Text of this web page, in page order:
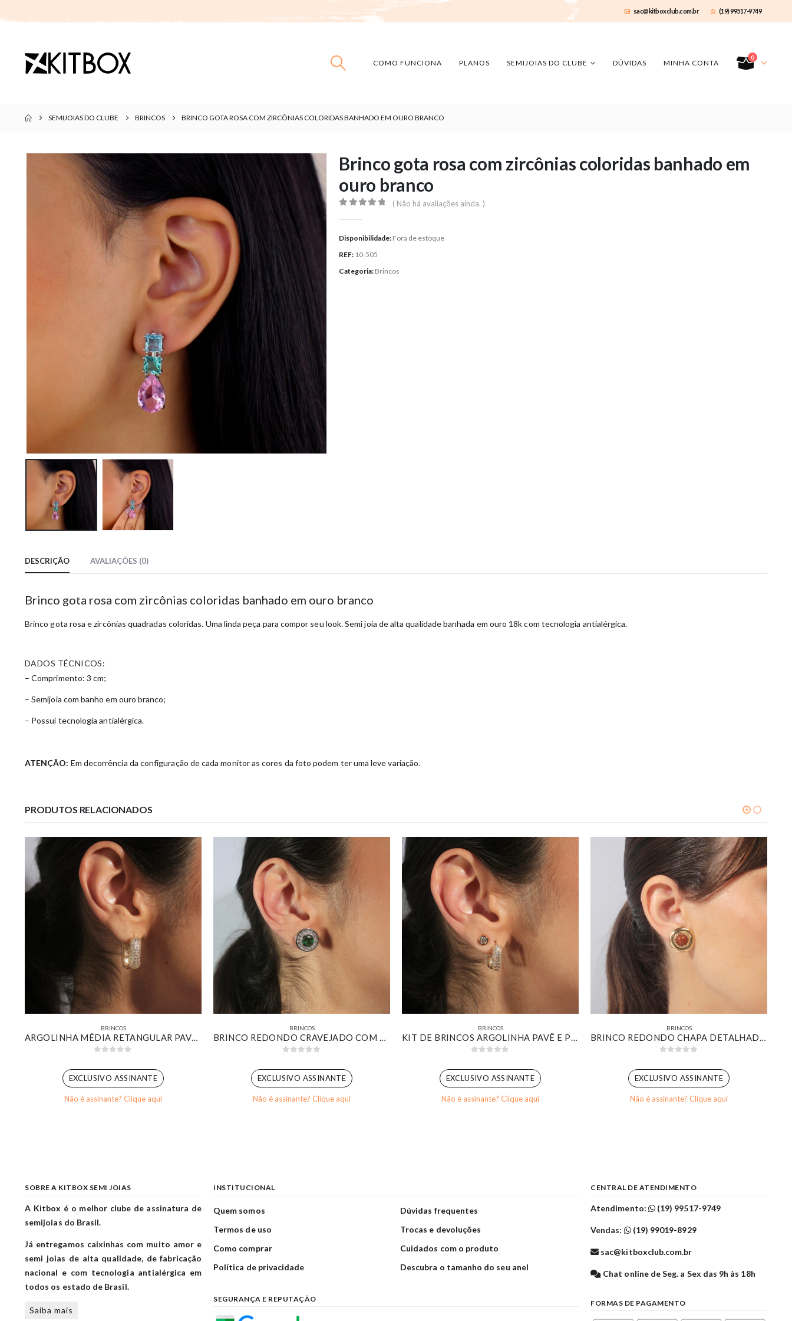
sac@kitboxclub.com.br (19) 99517-9749
COMO FUNCIONA PLANOS SEMIJOIAS DO CLUBE DÚVIDAS MINHA CONTA
0
SEMIJOIAS DO CLUBE BRINCOS BRINCO GOTA ROSA COM ZIRCÔNIAS COLORIDAS BANHADO EM OURO BRANCO
Brinco gota rosa com zircônias coloridas banhado em
ouro branco
( Não há avaliações ainda. )
Disponibilidade: Fora de estoque
REF: 10-505
Categoria: Brincos
DESCRIÇÃO AVALIAÇÕES (0)
Brinco gota rosa com zircônias coloridas banhado em ouro branco
Brinco gota rosa e zircônias quadradas coloridas. Uma linda peça para compor seu look. Semi joia de alta qualidade banhada em ouro 18k com tecnologia antialérgica.
DADOS TÉCNICOS:
– Comprimento: 3 cm;
– Semijoia com banho em ouro branco;
– Possui tecnologia antialérgica.
ATENÇÃO: Em decorrência da configuração de cada monitor as cores da foto podem ter uma leve variação.
PRODUTOS RELACIONADOS
BRINCOS
ARGOLINHA MÉDIA RETANGULAR PAVÊ CRAVEJADA BANHADA EM OURO 18K
EXCLUSIVO ASSINANTE
Não é assinante? Clique aqui
BRINCOS
BRINCO REDONDO CRAVEJADO COM ZIRCÔNIA ESMERALDA BANHADO EM OURO BRANCO
EXCLUSIVO ASSINANTE
Não é assinante? Clique aqui
BRINCOS
KIT DE BRINCOS ARGOLINHA PAVÊ E PONTO DE LUZ BANHADO EM OURO 18K
EXCLUSIVO ASSINANTE
Não é assinante? Clique aqui
BRINCOS
BRINCO REDONDO CHAPA DETALHADA COM PEDRA MARROM BANHADO EM OURO 18K
EXCLUSIVO ASSINANTE
Não é assinante? Clique aqui
SOBRE A KITBOX SEMI JOIAS
A Kitbox é o melhor clube de assinatura de
semijoias do Brasil.
Já entregamos caixinhas com muito amor e
semi joias de alta qualidade, de fabricação
nacional e com tecnologia antialérgica em
todos os estado de Brasil.
Saiba mais
INSTITUCIONAL
Quem somos
Termos de uso
Como comprar
Política de privacidade
Dúvidas frequentes
Trocas e devoluções
Cuidados com o produto
Descubra o tamanho do seu anel
SEGURANÇA E REPUTAÇÃO
CENTRAL DE ATENDIMENTO
Atendimento: (19) 99517-9749
Vendas: (19) 99019-8929
sac@kitboxclub.com.br
Chat online de Seg. a Sex das 9h às 18h
FORMAS DE PAGAMENTO